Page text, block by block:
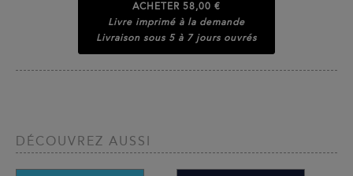
ACHETER 58,00 €
Livre imprimé à la demande
Livraison sous 5 à 7 jours ouvrés
DÉCOUVREZ AUSSI